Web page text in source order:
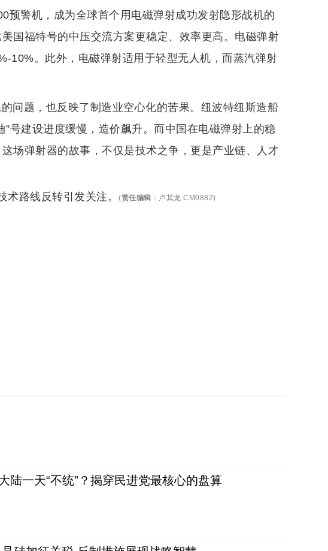
预警机，成为全球首个用电磁弹射成功发射隐形战机的
国福特号的中压交流方案更稳定、效率更高。电磁弹射
10%。此外，电磁弹射适用于轻型无人机，而蒸汽弹射
问题，也反映了制造业空心化的苦果。纽波特纽斯造船
号建设进度缓慢，造价飙升。而中国在电磁弹射上的稳
场弹射器的故事，不仅是技术之争，更是产业链、人才
术路线反转引发关注。(责任编辑 ： 卢其龙 CM0882)
陆一天“不统”？揭穿民进党最核心的盘算